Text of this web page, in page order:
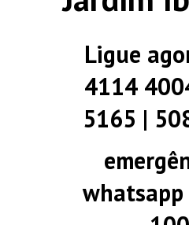
Ligue
4114
5165 |